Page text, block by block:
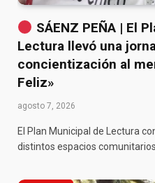
SÁENZ PEÑA | El
Lectura llevó una
concientización al
Feliz»
agosto 7, 2026
El Plan Municipal de Lectura
distintos espacios comunitarios